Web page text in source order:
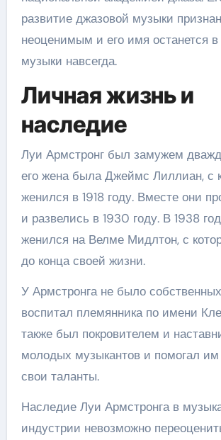
развитие джазовой музыки признан
неоценимым и его имя останется
музыки навсегда.
Личная жизнь и
наследие
Луи Армстронг был замужем
его жена была Джеймс Лиллиан, с
женился в 1918 году. Вместе они
и развелись в 1930 году. В 1938
женился на Велме Мидлтон, с
до конца своей жизни.
У Армстронга не было
воспитал племянника по имени
также был покровителем и
молодых музыкантов и помогал им
свои таланты.
Наследие Луи Армстронга в
индустрии невозможно